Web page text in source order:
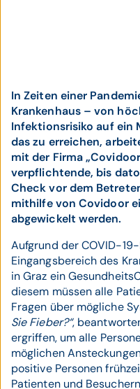
In Zeiten einer
Krankenhaus – von
Infektionsrisiko auf ein
das zu erreichen,
mit der Firma
verpflichtende, bis
Check vor dem
mithilfe von Covidoor
abgewickelt werden.
Aufgrund der COVID-
Eingangsbereich des
in Graz ein
diesem müssen alle
Fragen über mögliche
Sie Fieber?“,
ergriffen, um alle
möglichen
positive Personen
Patienten und